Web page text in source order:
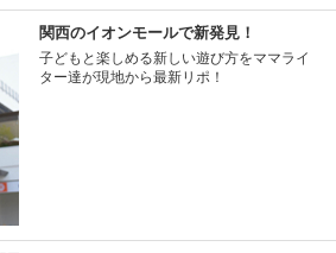
関西のイオンモールで新発見！
子どもと楽しめる新しい遊び方をママライ
ター達が現地から最新リポ！